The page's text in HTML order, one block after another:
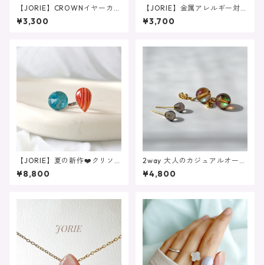
【JORIE】CROWNイヤーカ
フ 金属アレルギー対応 ム
ーンストーン マルチカラ
¥3,300
【JORIE】金属アレルギー対
応❤️ 大人レッド Spoon sto
ne レッドアゲート ピアス
¥3,700
【JORIE】夏の新作❤️クリソ
コラ×水晶 カーネリアンサー
ドオニキス あなたのための
¥8,800
2way 大人のカジュアルオーロ
ラカラー 揺れるブラウンル
ナフラッシュ スモーキーク
¥4,800